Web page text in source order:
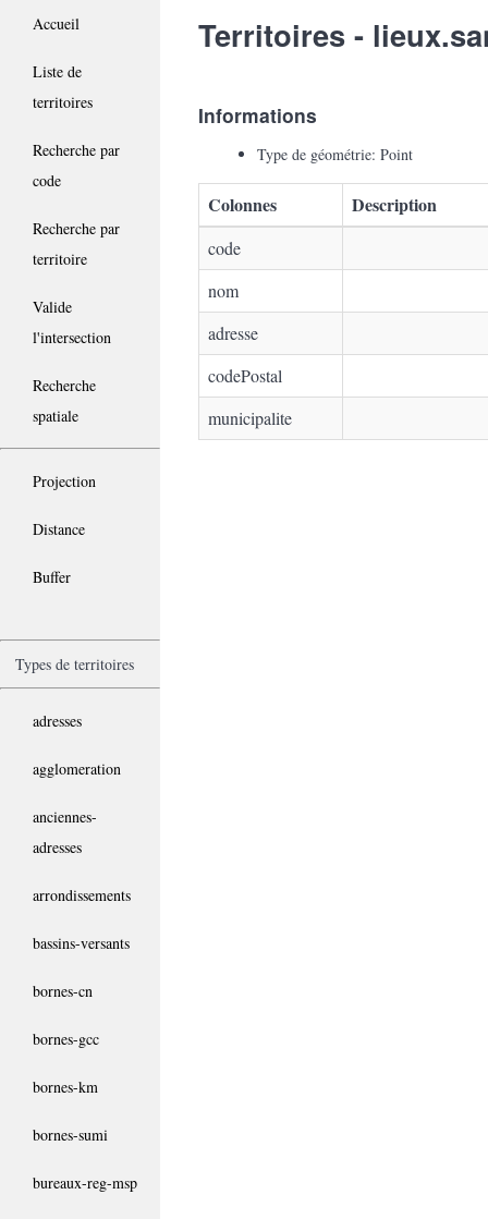
Accueil
Liste de
territoires
Recherche par
code
Recherche par
territoire
Valide
l'intersection
Recherche
spatiale
Projection
Distance
Buffer
Types de territoires
adresses
agglomeration
anciennes-
adresses
arrondissements
bassins-versants
bornes-cn
bornes-gcc
bornes-km
bornes-sumi
bureaux-reg-msp
Territoires -
Informations
Type de géométrie: Point
Colonnes Description
code
nom
adresse
codePostal
municipalite